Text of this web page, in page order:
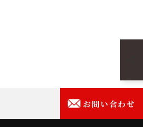
お問い合わせ